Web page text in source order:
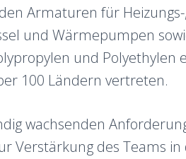
Armaturen für
und Wärmepumpen
und Polyethylen
100 Ländern vertreten.
wachsenden
Verstärkung des Teams